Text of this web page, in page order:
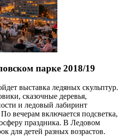
парке 2018/19
выставка ледяных скульптур.
сказочные деревья,
и ледовый лабиринт
вечерам включается подсветка,
праздника. В Ледовом
для детей разных возрастов.